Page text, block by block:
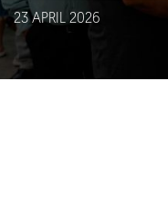
Lo que hacemos
23 APRIL 2026